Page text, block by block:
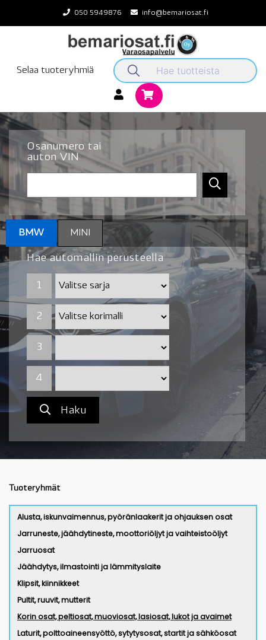
content
050 5949876 info@bemariosat.fi
Selaa tuoteryhmiä
Osanumero tai
auton VIN
BMW MINI
Hae automallin perusteella
1
1
2
2
3
4
Haku
Tuoteryhmät
Alusta, iskunvaimennus, pyöränlaakerit ja ohjauksen osat
Jarruneste, jäähdytineste, moottoriöljyt ja vaihteistoöljyt
Jarruosat
Jäähdytys, ilmastointi ja lämmityslaite
Klipsit, kiinnikkeet
Pultit, ruuvit, mutterit
Korin osat, peltiosat, muoviosat, lasiosat, lukot ja avaimet
Laturit, polttoaineensyöttö, sytytysosat, startit ja sähköosat